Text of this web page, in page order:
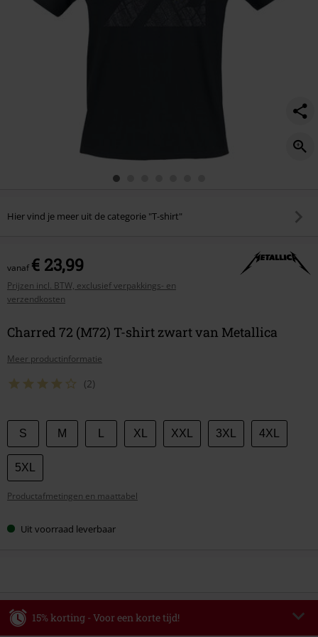
Hier vind je meer uit de categorie "T-shirt"
vanaf€ 23,99
Prijzen incl. BTW, exclusief verpakkings- en
verzendkosten
Charred 72 (M72) T-shirt zwart van Metallica
Meer productinformatie
(2)
Kies
je
maat
S M XL XXL 3XL 4XL
5XL
Productafmetingen en maattabel
Uit voorraad leverbaar
15% korting - Voor een korte tijd!